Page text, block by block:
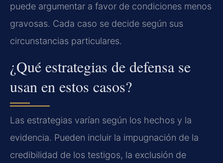
puede argumentar a favor de condiciones menos
gravosas. Cada caso se decide según sus
circunstancias particulares.
¿Qué estrategias de defensa se
usan en estos casos?
Las estrategias varían según los hechos y la
evidencia. Pueden incluir la impugnación de la
credibilidad de los testigos, la exclusión de